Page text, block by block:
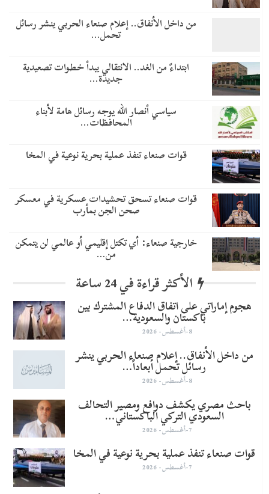
من داخل الأنفاق.. إعلام صنعاء الحربي ينشر رسائل
تحمل…
​ابتداءً من الغد.. الانتقالي يبدأ خطوات تصعيدية
جديدة…
سياسي أنصار الله يوجه رسائل هامة لأبناء
المحافظات…
قوات صنعاء تنفذ عملية بحرية نوعية في المخا
قوات صنعاء تسحق تحشيدات عسكرية في معسكر
صحن الجن بمأرب
خارجية صنعاء: أي تكتل إقليمي أو عالمي لن يتمكن
من…
الأكثر قراءة في 24 ساعة
هجوم إماراتي على اتفاق الدفاع المشترك بين
باكستان والسعودية…
8-أغسطس- 2026
من داخل الأنفاق.. إعلام صنعاء الحربي ينشر
رسائل تحمل أبعاداً…
8-أغسطس- 2026
باحث مصري يكشف دوافع ومصير التحالف
السعودي التركي الباكستاني…
7-أغسطس- 2026
قوات صنعاء تنفذ عملية بحرية نوعية في المخا
7-أغسطس- 2026